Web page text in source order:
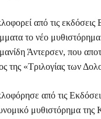
από τις εκδόσεις
το νέο
Άντερσεν, που
της «Τριλογίας των
από τις
μυθιστόρημα της